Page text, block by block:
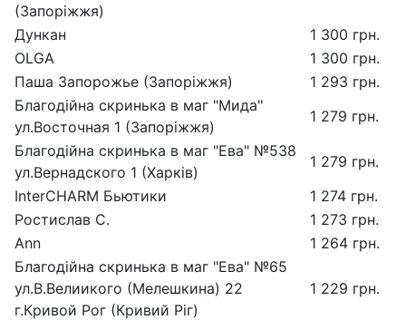
(Запоріжжя)
Дункан
1 300 грн.
OLGA
1 300 грн.
Паша Запорожье (Запоріжжя)
1 293 грн.
Благодійна скринька в маг "Мида"
ул.Восточная 1 (Запоріжжя)
1 279 грн.
Благодійна скринька в маг "Ева" №538
ул.Вернадского 1 (Харків)
1 279 грн.
InterCHARM Бьютики
1 274 грн.
Ростислав С.
1 273 грн.
Ann
1 264 грн.
Благодійна скринька в маг "Ева" №65
ул.В.Велиикого (Мелешкина) 22
г.Кривой Рог (Кривий Ріг)
1 229 грн.